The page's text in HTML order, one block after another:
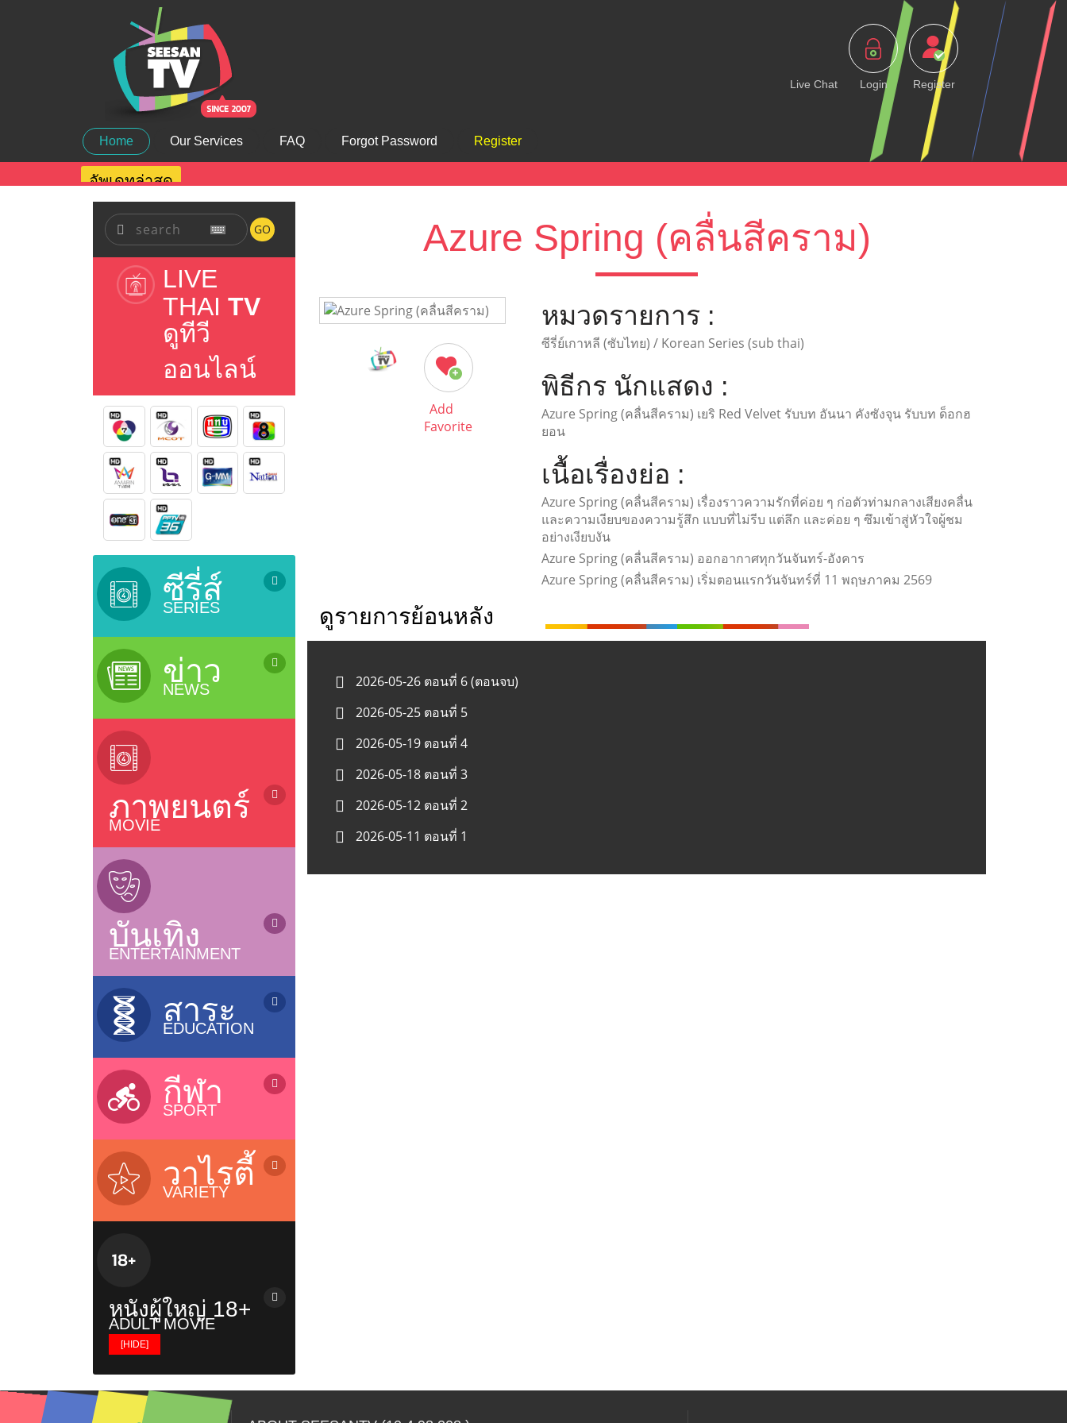
Live Chat Login Register
Home Our Services FAQ Forgot Password Register
อัพเดทล่าสุด
GO
LIVE
THAI TV
ดูทีวี
ออนไลน์
ซีรี่ส์
SERIES
ซีรี่ย์เกาหลี (เสียงไทย) / Korean
Series
ซีรี่ย์ยูริ (ซีรี่ย์หญิงรักหญิง) / Lesbian
Serie
ละครไทยรีรัน (Rerun Thai Drama)
ซีรี่ย์ญี่ปุ่น / Japanese Series
ซีรี่ย์จีน (เสียงไทย) / Chinese Series
ละครไทย (อวสาน) / Thai Dramas
(ended)
(On air)
ซีรี่ส์วาย / Boys Love Series
ซีรี่ย์ฝรั่ง / US Series
ซีรี่ย์เกาหลี (ซับไทย) / Korean Series
(sub thai)
ซีรี่ย์อินเดีย / Indian Series
ซีรี่ย์ฟิลิปปินส์ / Filipino Series
ซิทคอม / Sitcom
ข่าว
NEWS
ข่าว / News
ข่าวบันเทิง / Entertainment News
ภาพยนตร์
MOVIE
ภาพยนตร์ไทย / Thai Movies
ภาพยนตร์แอนนิเมชั่น / Animation
หนังไทยใหม่ / New Thai Movies
ภาพยนตร์เกาหลี / Korean Movies
ภาพยนตร์จีน / Chinese Movies
หนังดังช่อง 3, 7, 9, One
ภาพยนตร์อินเดีย / Indian Movies
ภาพยนตร์ญี่ปุ่น / Japanese Movies
ภาพยนตร์ฝรั่ง / Movies
แกะกล่องหนังไทย / Old Thai Movies
ภาพยนตร์ฝรั่งใหม่
บันเทิง
ENTERTAINMENT
การ์ตูน / Cartoons
เกมส์โชว์ / Game Shows
รายการเพลง&คอนเสิร์ต /
Music&Concert
รายการตลกขำขัน / Comedy Shows
ลิเก / Musical Folk Drama
สาระ
EDUCATION
รายการสารคดี / Documentary
บ้านและเทคโนโลยี / Home &
Technology
รายการสุขภาพ / Health Variety
รายการธรรมะ / Dhamma
รายการเด็ก / Kids Programs
รายการส่งเสริมความรู้ / Knowledge
กีฬา
SPORT
รายการกีฬา / Sports
โอลิมปิก 2024 / Olympic 2024
Riyadh World Combat Games
บอลทีมชาติไทย / Thailand Team
เอฟ เอ คัพ / FA Cup
ไทยพรีเมียร์ลีก / Thai Premier
บอลถ้วย+บอลกระชับมิตร+บอลอื่นๆ
ยูโร / EURO
พรีเมียร์ลีก / Premier League
วาไรตี้
VARIETY
เรียลลิตี้โชว์ / Reality & Singing
ทอล์กโชว์ / Talk Shows
รายการอาหาร / Cooking Shows
รายการท่องเที่ยว / Travel Show
รายการวันหยุดพิเศษ / Holiday
Shows
เรื่องวิญญาณและสิ่งลี้ลับ / Mysteries
Show
รายการเกาหลี / Korean Show
หนังผู้ใหญ่ 18+
ADULT MOVIE
[HIDE]
หนังผู้ใหญ่ญี่ปุ่น
หนังผู้ใหญ่ฝรั่ง
หนังผู้ใหญ่ไทย
Azure Spring (คลื่นสีคราม)
Add
Favorite
หมวดรายการ :
ซีรี่ย์เกาหลี (ซับไทย) / Korean Series (sub thai)
พิธีกร นักแสดง :
Azure Spring (คลื่นสีคราม) เยริ Red Velvet รับบท อันนา คังซังจุน รับบท ด็อกฮ
ยอน
เนื้อเรื่องย่อ :
Azure Spring (คลื่นสีคราม) เรื่องราวความรักที่ค่อย ๆ ก่อตัวท่ามกลางเสียงคลื่น
และความเงียบของความรู้สึก แบบที่ไม่รีบ แต่ลึก และค่อย ๆ ซึมเข้าสู่หัวใจผู้ชม
อย่างเงียบงัน
Azure Spring (คลื่นสีคราม) ออกอากาศทุกวันจันทร์-อังคาร
Azure Spring (คลื่นสีคราม) เริ่มตอนแรกวันจันทร์ที่ 11 พฤษภาคม 2569
ดูรายการย้อนหลัง
2026-05-26 ตอนที่ 6 (ตอนจบ)
2026-05-25 ตอนที่ 5
2026-05-19 ตอนที่ 4
2026-05-18 ตอนที่ 3
2026-05-12 ตอนที่ 2
2026-05-11 ตอนที่ 1